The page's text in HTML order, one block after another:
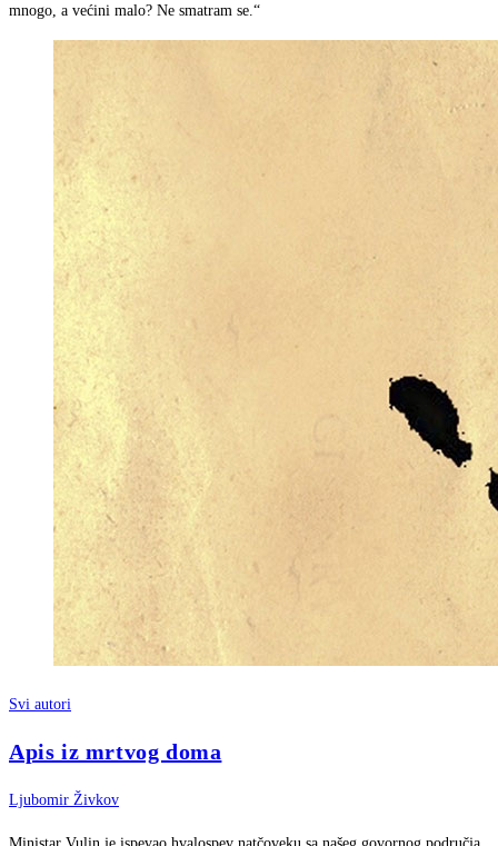
mnogo, a većini malo? Ne smatram se.“
Svi autori
Apis iz mrtvog doma
Ljubomir Živkov